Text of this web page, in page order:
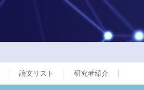
論文リスト 研究者紹介